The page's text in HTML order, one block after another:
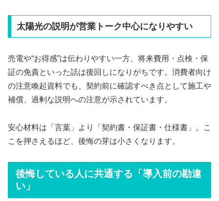
太陽光の説明が営業トーク中心になりやすい
売電や“お得感”は伝わりやすい一方、将来費用・点検・保
証の免責といった話は後回しになりがちです。消費者向け
の注意喚起資料でも、契約前に確認すべき点として施工や
補償、過剰な説明への注意が示されています。
安心材料は「言葉」より「契約書・保証書・仕様書」。こ
こを押さえるほど、後悔の芽は小さくなります。
後悔している人に共通する「導入前の勘違
い」